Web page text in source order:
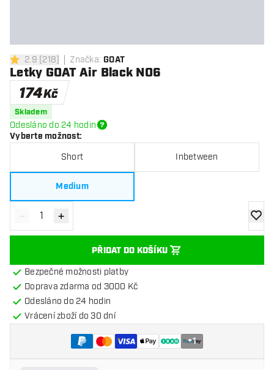
2.9 hodnoticí hvězdičky
2.9 [218] Značka: GOAT
Letky GOAT Air Black NO6
174Kč
Skladem
Odesláno do 24 hodin
Vyberte možnost:
Short Inbetween
Medium
Snížit množství
- Zvýšit množství
+
PŘIDAT DO KOŠÍKU
Bezpečné možnosti platby
Doprava zdarma od 3000 Kč
Odesláno do 24 hodin
Vrácení zboží do 30 dní
+1